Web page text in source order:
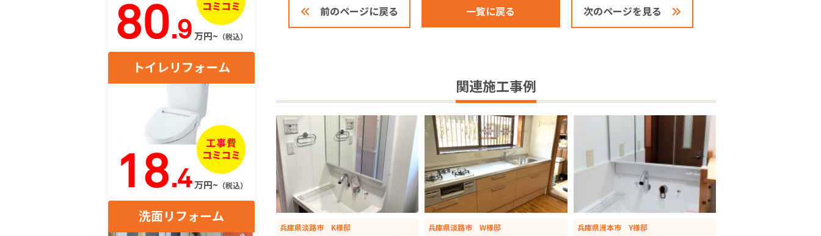
前のページに戻る 一覧に戻る 次のページを見る
関連施工事例
兵庫県淡路市 K様邸 兵庫県淡路市 W様邸 兵庫県洲本市 Y様邸
80.9 万円~ （税込）
トイレリフォーム
18.4万円~ （税込）
洗面リフォーム